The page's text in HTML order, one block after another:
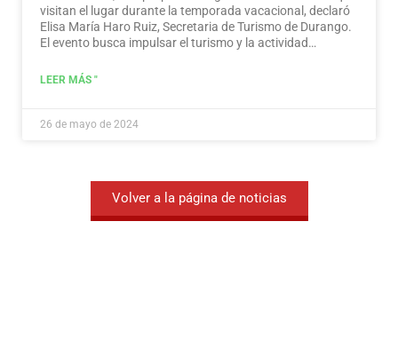
visitan el lugar durante la temporada vacacional, declaró
Elisa María Haro Ruiz, Secretaria de Turismo de Durango.
El evento busca impulsar el turismo y la actividad
LEER MÁS "
26 de mayo de 2024
Volver a la página de noticias